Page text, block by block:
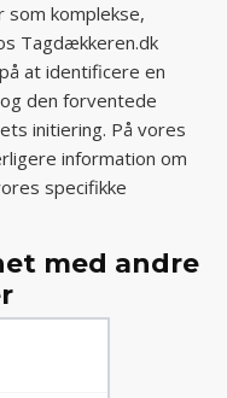
komplekse,
Tagdækkeren.dk
at identificere en
den forventede
initiering. På vores
information om
specifikke
med andre